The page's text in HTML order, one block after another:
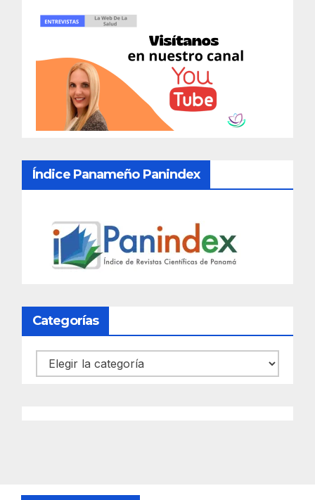
Índice Panameño Panindex
Categorías
Categorías